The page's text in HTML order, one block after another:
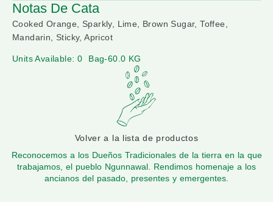
Notas De Cata
Cooked Orange, Sparkly, Lime, Brown Sugar, Toffee,
Mandarin, Sticky, Apricot
Units Available: 0 Bag-60.0 KG
Volver a la lista de productos
Reconocemos a los Dueños Tradicionales de la tierra en la que
trabajamos, el pueblo Ngunnawal. Rendimos homenaje a los
ancianos del pasado, presentes y emergentes.